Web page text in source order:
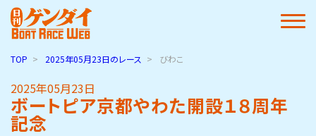
TOP 2025年05月23日のレース びわこ
2025年05月23日
ボートピア京都やわた開設１８周年
記念